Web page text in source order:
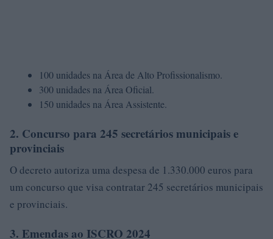
100 unidades na Área de Alto Profissionalismo.
300 unidades na Área Oficial.
150 unidades na Área Assistente.
2. Concurso para 245 secretários municipais e
provinciais
O decreto autoriza uma despesa de 1.330.000 euros para
um concurso que visa contratar 245 secretários municipais
e provinciais.
3. Emendas ao ISCRO 2024